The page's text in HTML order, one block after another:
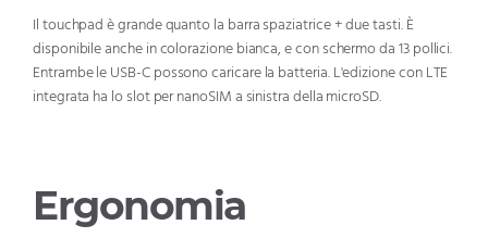
Il touchpad è grande quanto la barra spaziatrice + due tasti. È
disponibile anche in colorazione bianca, e con schermo da 13 pollici.
Entrambe le USB-C possono caricare la batteria. L'edizione con LTE
integrata ha lo slot per nanoSIM a sinistra della microSD.
Ergonomia